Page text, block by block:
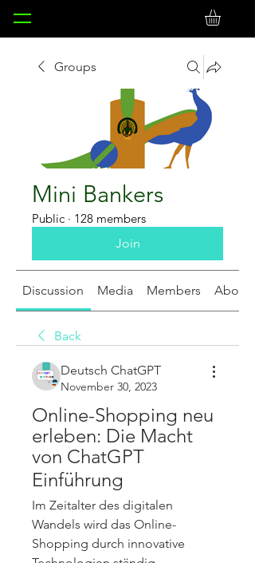
Groups
Mini Bankers
Public · 128 members
Join
Discussion Media Members About
Back
Deutsch ChatGPT
November 30, 2023
Online-Shopping neu
erleben: Die Macht
von ChatGPT
Einführung
Im Zeitalter des digitalen
Wandels wird das Online-
Shopping durch innovative